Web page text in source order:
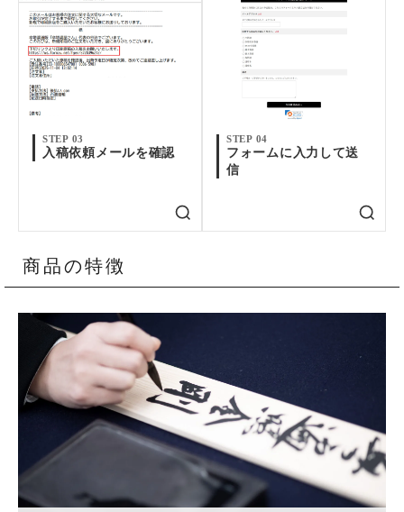
STEP 03
入稿依頼メールを確認
STEP 04
フォームに入力して送
信
商品の特徴